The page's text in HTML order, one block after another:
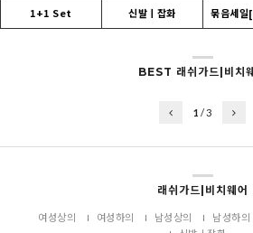
1+1 Set 신발ㅣ잡화 묶음세일
BEST 래쉬가드|비치
1 /3
래쉬가드|비치웨어
여성상의 여성하의 남성상의 남성하의